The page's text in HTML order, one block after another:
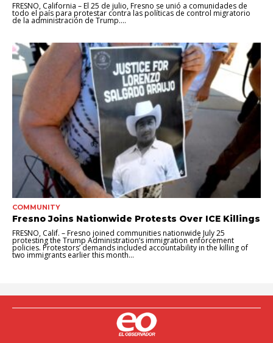
FRESNO, California – El 25 de julio, Fresno se unió a comunidades de
todo el país para protestar contra las políticas de control migratorio
de la administración de Trump....
COMMUNITY
Fresno Joins Nationwide Protests Over ICE Killings
FRESNO, Calif. – Fresno joined communities nationwide July 25
protesting the Trump Administration’s immigration enforcement
policies. Protestors’ demands included accountability in the killing of
two immigrants earlier this month...